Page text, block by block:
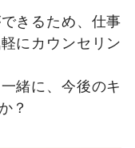
きるため、仕事
にカウンセリン
緒に、今後のキ
？